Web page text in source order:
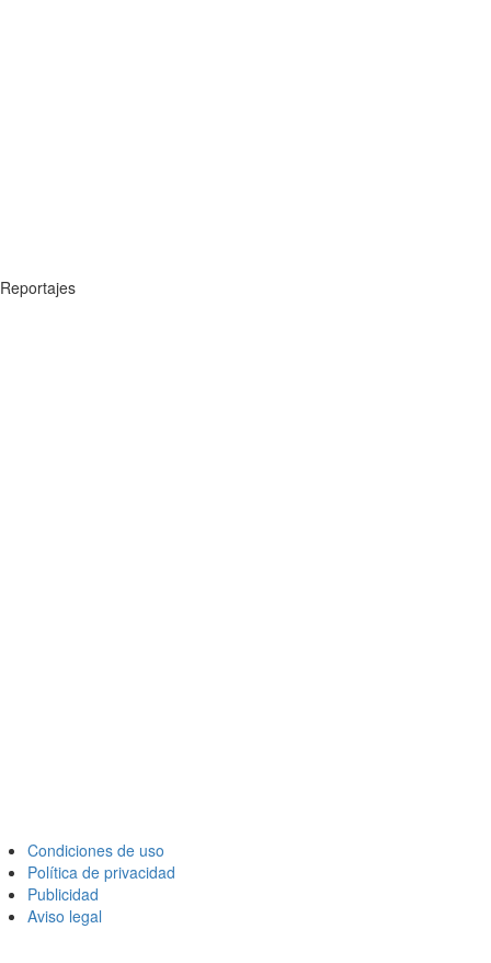
Reportajes
Condiciones de uso
Política de privacidad
Publicidad
Aviso legal